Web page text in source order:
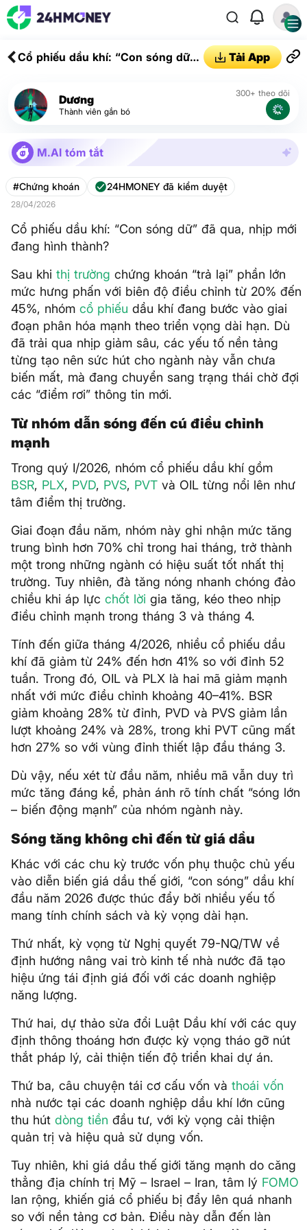
Cổ phiếu dầu khí: “Con sóng dữ”
thành?
Tải App
Dương
Thành viên gắn bó
300+ theo dõi
M.AI tóm tắt
#Chứng khoán 24HMONEY đã kiểm duyệt
28/04/2026
Cổ phiếu dầu khí: “Con sóng dữ” đã qua, nhịp mới
đang hình thành?
Sau khi thị trường chứng khoán “trả lại” phần lớn
mức hưng phấn với biên độ điều chỉnh từ 20% đến
45%, nhóm cổ phiếu dầu khí đang bước vào giai
đoạn phân hóa mạnh theo triển vọng dài hạn. Dù
đã trải qua nhịp giảm sâu, các yếu tố nền tảng
từng tạo nên sức hút cho ngành này vẫn chưa
biến mất, mà đang chuyển sang trạng thái chờ đợi
các “điểm rơi” thông tin mới.
Từ nhóm dẫn sóng đến cú điều chỉnh
mạnh
Trong quý I/2026, nhóm cổ phiếu dầu khí gồm
BSR, PLX, PVD, PVS, PVT và OIL từng nổi lên như
tâm điểm thị trường.
Giai đoạn đầu năm, nhóm này ghi nhận mức tăng
trung bình hơn 70% chỉ trong hai tháng, trở thành
một trong những ngành có hiệu suất tốt nhất thị
trường. Tuy nhiên, đà tăng nóng nhanh chóng đảo
chiều khi áp lực chốt lời gia tăng, kéo theo nhịp
điều chỉnh mạnh trong tháng 3 và tháng 4.
Tính đến giữa tháng 4/2026, nhiều cổ phiếu dầu
khí đã giảm từ 24% đến hơn 41% so với đỉnh 52
tuần. Trong đó, OIL và PLX là hai mã giảm mạnh
nhất với mức điều chỉnh khoảng 40–41%. BSR
giảm khoảng 28% từ đỉnh, PVD và PVS giảm lần
lượt khoảng 24% và 28%, trong khi PVT cũng mất
hơn 27% so với vùng đỉnh thiết lập đầu tháng 3.
Dù vậy, nếu xét từ đầu năm, nhiều mã vẫn duy trì
mức tăng đáng kể, phản ánh rõ tính chất “sóng lớn
– biến động mạnh” của nhóm ngành này.
Sóng tăng không chỉ đến từ giá dầu
Khác với các chu kỳ trước vốn phụ thuộc chủ yếu
vào diễn biến giá dầu thế giới, “con sóng” dầu khí
đầu năm 2026 được thúc đẩy bởi nhiều yếu tố
mang tính chính sách và kỳ vọng dài hạn.
Thứ nhất, kỳ vọng từ Nghị quyết 79-NQ/TW về
định hướng nâng vai trò kinh tế nhà nước đã tạo
hiệu ứng tái định giá đối với các doanh nghiệp
năng lượng.
Thứ hai, dự thảo sửa đổi Luật Dầu khí với các quy
định thông thoáng hơn được kỳ vọng tháo gỡ nút
thắt pháp lý, cải thiện tiến độ triển khai dự án.
Thứ ba, câu chuyện tái cơ cấu vốn và thoái vốn
nhà nước tại các doanh nghiệp dầu khí lớn cũng
thu hút dòng tiền đầu tư, với kỳ vọng cải thiện
quản trị và hiệu quả sử dụng vốn.
Tuy nhiên, khi giá dầu thế giới tăng mạnh do căng
thẳng địa chính trị Mỹ – Israel – Iran, tâm lý FOMO
lan rộng, khiến giá cổ phiếu bị đẩy lên quá nhanh
so với nền tảng cơ bản. Điều này dẫn đến làn